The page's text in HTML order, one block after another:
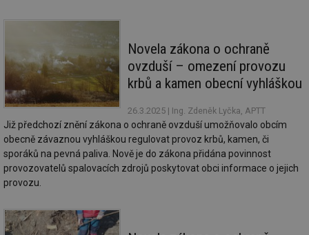
Novela zákona o ochraně
ovzduší – omezení provozu
krbů a kamen obecní vyhláškou
26.3.2025 | Ing. Zdeněk Lyčka, APTT
Již předchozí znění zákona o ochraně ovzduší umožňovalo obcím
obecně závaznou vyhláškou regulovat provoz krbů, kamen, či
sporáků na pevná paliva. Nově je do zákona přidána povinnost
provozovatelů spalovacích zdrojů poskytovat obci informace o jejich
provozu.